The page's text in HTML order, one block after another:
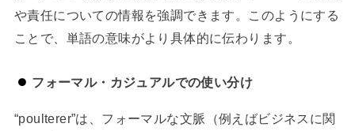
や責任についての情報を強調できます。このようにする
ことで、単語の意味がより具体的に伝わります。
フォーマル・カジュアルでの使い分け
“poulterer”は、フォーマルな文脈（例えばビジネスに関